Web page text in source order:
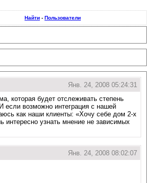
Найти - Пользователи
Янв. 24, 2008 05:24:31
которая будет отслеживать степень
если возможно интеграция с нашей
как наши клиенты: «Хочу себе дом 2-х
интересно узнать мнение не зависимых
Янв. 24, 2008 08:02:07